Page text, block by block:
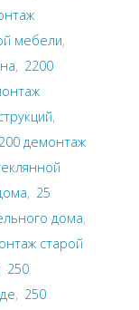
мебели,
, 2200
,
демонтаж
, 25
дома,
старой
250
, 250